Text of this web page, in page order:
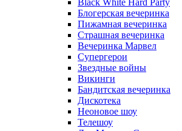
Black White Hard Party
Блогерская вечеринка
Пижамная вечеринка
Страшная вечеринка
Вечеринка Марвел
Супергерои
Звездные войны
Викинги
Бандитская вечеринка
Дискотека
Неоновое шоу
Телешоу